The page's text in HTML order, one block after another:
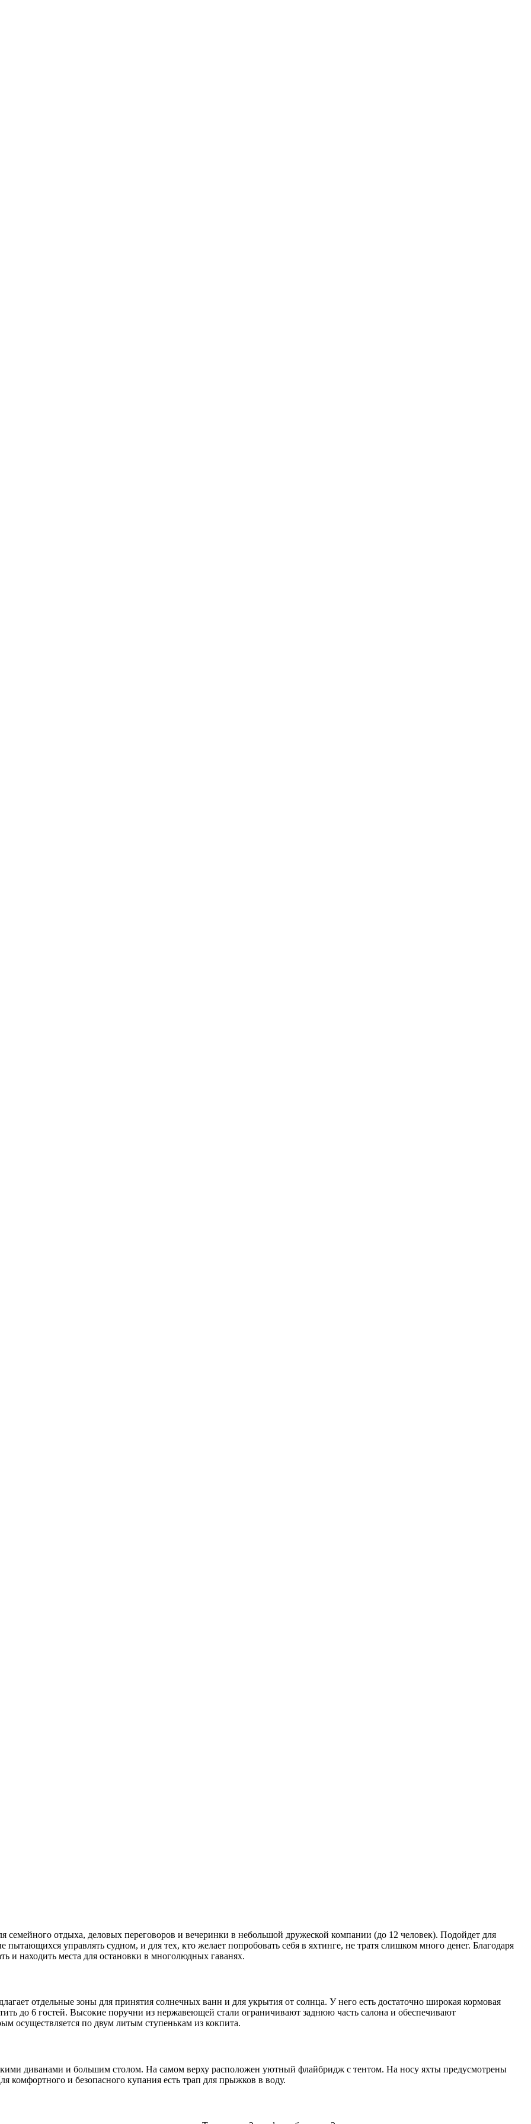
отдыха, деловых переговоров и вечеринки в небольшой дружеской компании (до 12 человек). Подойдет для
управлять судном, и для тех, кто желает попробовать себя в яхтинге, не тратя слишком много денег. Благодаря
и находить места для остановки в многолюдных гаванях.
отдельные зоны для принятия солнечных ванн и для укрытия от солнца. У него есть достаточно широкая кормовая
до 6 гостей. Высокие поручни из нержавеющей стали ограничивают заднюю часть салона и обеспечивают
осуществляется по двум литым ступенькам из кокпита.
диванами и большим столом. На самом верху расположен уютный флайбридж с тентом. На носу яхты предусмотрены
комфортного и безопасного купания есть трап для прыжков в воду.